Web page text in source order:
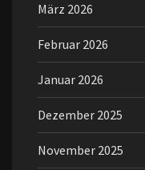
März 2026
Februar 2026
Januar 2026
Dezember 2025
November 2025